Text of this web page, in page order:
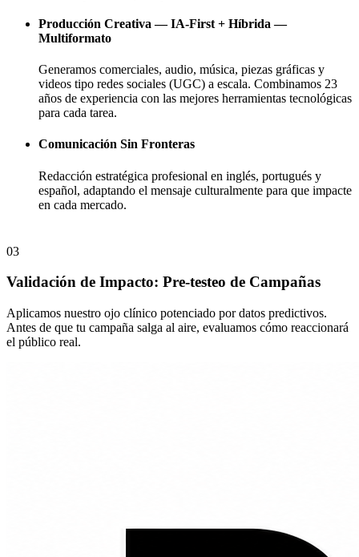
Producción Creativa — IA-First + Híbrida —
Multiformato
Generamos comerciales, audio, música, piezas gráficas y
videos tipo redes sociales (UGC) a escala. Combinamos 23
años de experiencia con las mejores herramientas tecnológicas
para cada tarea.
Comunicación Sin Fronteras
Redacción estratégica profesional en inglés, portugués y
español, adaptando el mensaje culturalmente para que impacte
en cada mercado.
03
Validación de Impacto: Pre-testeo de Campañas
Aplicamos nuestro ojo clínico potenciado por datos predictivos.
Antes de que tu campaña salga al aire, evaluamos cómo reaccionará
el público real.